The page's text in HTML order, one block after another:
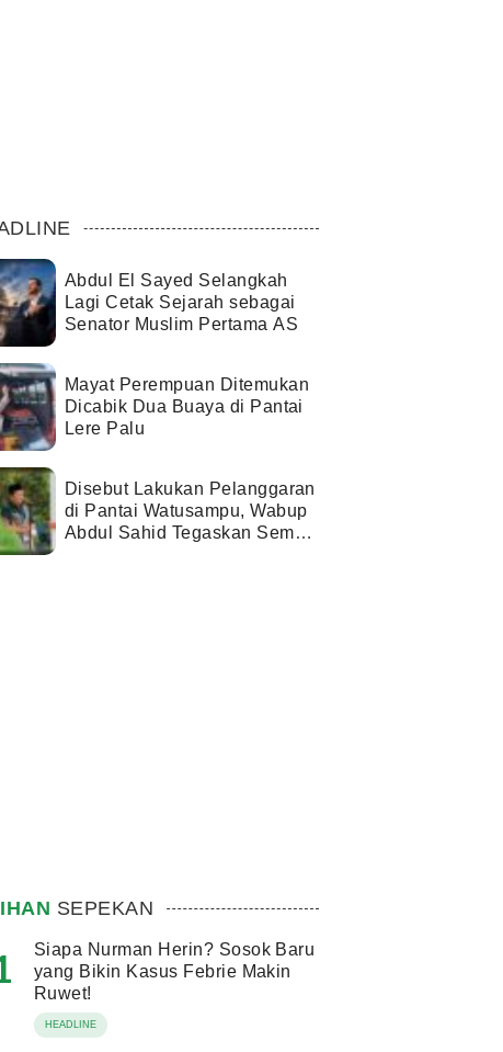
Abdul El Sayed Selangkah
Lagi Cetak Sejarah sebagai
Senator Muslim Pertama AS
Mayat Perempuan Ditemukan
Dicabik Dua Buaya di Pantai
Lere Palu
Disebut Lakukan Pelanggaran
di Pantai Watusampu, Wabup
Abdul Sahid Tegaskan Semua
SEPEKAN
Siapa Nurman Herin? Sosok Baru
yang Bikin Kasus Febrie Makin
Ruwet!
HEADLINE